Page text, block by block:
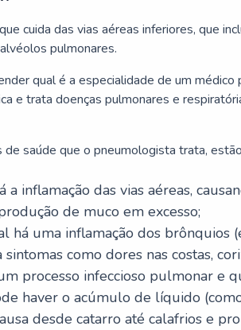
cuida das vias aéreas inferiores, que
pulmonares.
qual é a especialidade de um médico
e trata doenças pulmonares e
saúde que o pneumologista trata,
inflamação das vias aéreas,
de muco em excesso;
há uma inflamação dos brônquios
como dores nas costas,
processo infeccioso pulmonar e
haver o acúmulo de líquido
desde catarro até calafrios e